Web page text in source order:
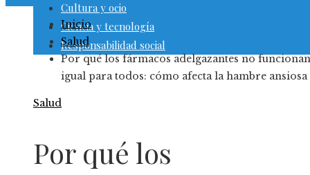
Cultura y ocio
Ciencia y tecnología
Responsabilidad social
Inicio
Salud
Por qué los fármacos adelgazantes no funcionan
igual para todos: cómo afecta la hambre ansiosa
Salud
Por qué los